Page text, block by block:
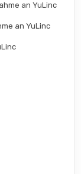
an YuLinc
an YuLinc